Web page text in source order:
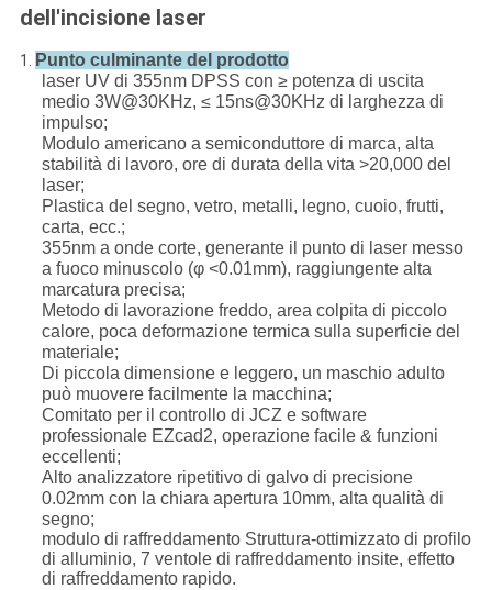
dell'incisione laser
1. Punto culminante del prodotto
laser UV di 355nm DPSS con ≥ potenza di uscita
medio 3W@30KHz, ≤ 15ns@30KHz di larghezza di
impulso;
Modulo americano a semiconduttore di marca, alta
stabilità di lavoro, ore di durata della vita >20,000 del
laser;
Plastica del segno, vetro, metalli, legno, cuoio, frutti,
carta, ecc.;
355nm a onde corte, generante il punto di laser messo
a fuoco minuscolo (φ <0.01mm), raggiungente alta
marcatura precisa;
Metodo di lavorazione freddo, area colpita di piccolo
calore, poca deformazione termica sulla superficie del
materiale;
Di piccola dimensione e leggero, un maschio adulto
può muovere facilmente la macchina;
Comitato per il controllo di JCZ e software
professionale EZcad2, operazione facile & funzioni
eccellenti;
Alto analizzatore ripetitivo di galvo di precisione
0.02mm con la chiara apertura 10mm, alta qualità di
segno;
modulo di raffreddamento Struttura-ottimizzato di profilo
di alluminio, 7 ventole di raffreddamento insite, effetto
di raffreddamento rapido.